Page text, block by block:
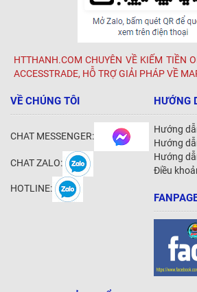
HTTHANH.COM CHUYÊN VỀ KIẾM TIỀN
ACCESSTRADE, HỖ TRỢ GIẢI PHÁP VỀ
VỀ CHÚNG TÔI
CHAT MESSENGER:
CHAT ZALO:
HOTLINE:
HƯỚNG
Hướng
Hướng
Hướng
Điều